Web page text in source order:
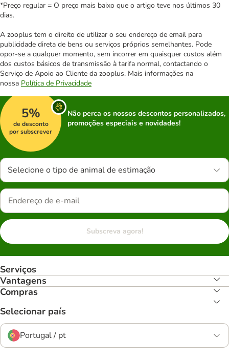
*Preço regular = O preço mais baixo que o artigo teve nos últimos 30
dias.
A zooplus tem o direito de utilizar o seu endereço de email para
publicidade direta de bens ou serviços próprios semelhantes. Pode
opor-se a qualquer momento, sem incorrer em quaisquer custos além
dos custos básicos de transmissão à tarifa normal, contactando o
Serviço de Apoio ao Cliente da zooplus. Mais informações na
nossa Política de Privacidade
5%
de desconto
por subscrever
Não perca os nossos descontos personalizados,
promoções especiais e novidades!
Selecione o tipo de animal de estimação
Subscreva agora!
Serviços
Vantagens
Compras
Selecionar país
Portugal / pt